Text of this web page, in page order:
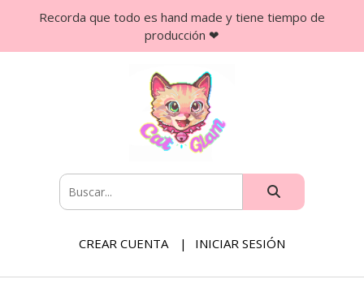
Recorda que todo es hand made y tiene tiempo de
producción ❤
CREAR CUENTA INICIAR SESIÓN